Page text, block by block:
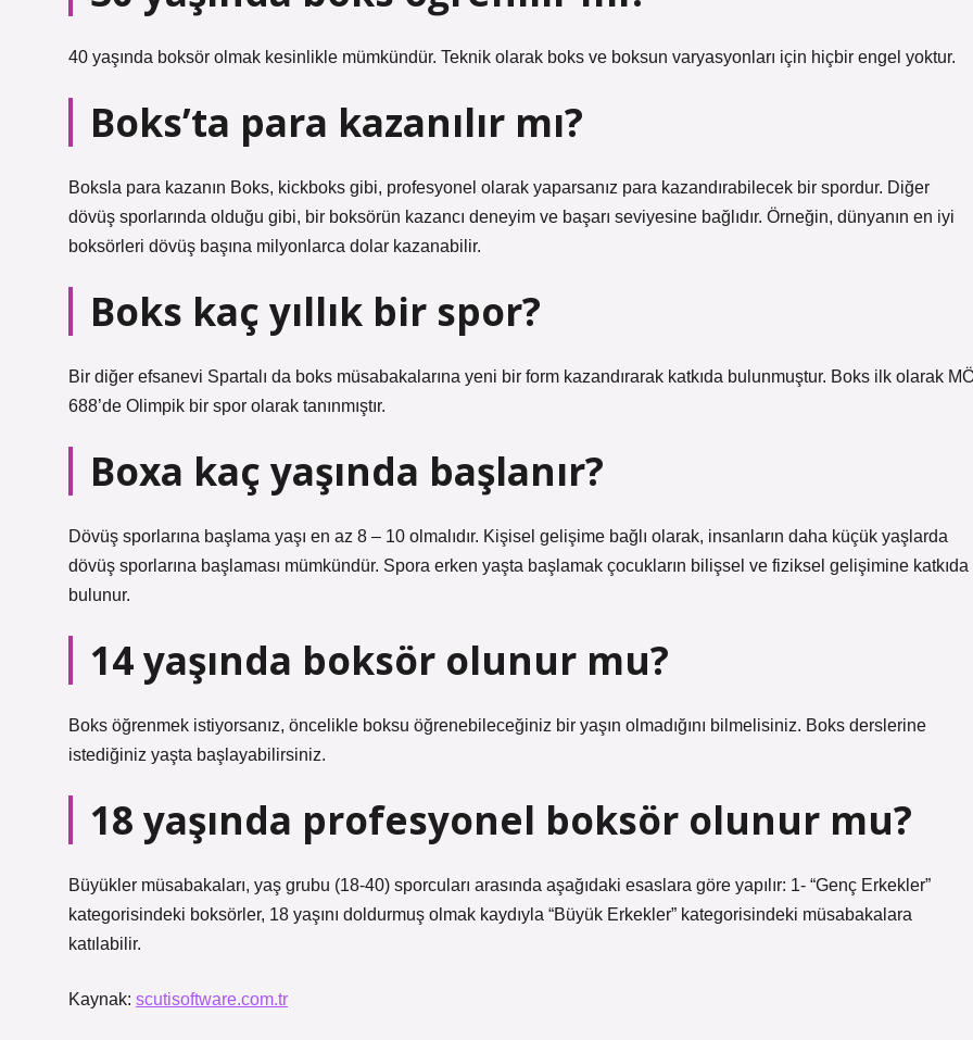
40 yaşında boksör olmak kesinlikle mümkündür. Teknik olarak boks ve boksun varyasyonları için hiçbir engel yoktur.
Boks’ta para kazanılır mı?
Boksla para kazanın Boks, kickboks gibi, profesyonel olarak yaparsanız para kazandırabilecek bir spordur. Diğer
dövüş sporlarında olduğu gibi, bir boksörün kazancı deneyim ve başarı seviyesine bağlıdır. Örneğin, dünyanın en iyi
boksörleri dövüş başına milyonlarca dolar kazanabilir.
Boks kaç yıllık bir spor?
Bir diğer efsanevi Spartalı da boks müsabakalarına yeni bir form kazandırarak katkıda bulunmuştur. Boks ilk olarak
688’de Olimpik bir spor olarak tanınmıştır.
Boxa kaç yaşında başlanır?
Dövüş sporlarına başlama yaşı en az 8 – 10 olmalıdır. Kişisel gelişime bağlı olarak, insanların daha küçük yaşlarda
dövüş sporlarına başlaması mümkündür. Spora erken yaşta başlamak çocukların bilişsel ve fiziksel gelişimine katkıda
bulunur.
14 yaşında boksör olunur mu?
Boks öğrenmek istiyorsanız, öncelikle boksu öğrenebileceğiniz bir yaşın olmadığını bilmelisiniz. Boks derslerine
istediğiniz yaşta başlayabilirsiniz.
18 yaşında profesyonel boksör olunur mu?
Büyükler müsabakaları, yaş grubu (18-40) sporcuları arasında aşağıdaki esaslara göre yapılır: 1- “Genç Erkekler”
kategorisindeki boksörler, 18 yaşını doldurmuş olmak kaydıyla “Büyük Erkekler” kategorisindeki müsabakalara
katılabilir.
Kaynak: scutisoftware.com.tr